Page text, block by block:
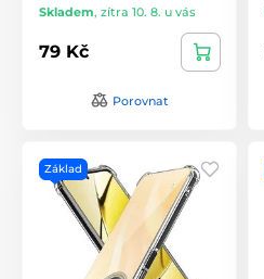
Skladem, zítra 10. 8. u vás
79 Kč
Porovnat
Základ